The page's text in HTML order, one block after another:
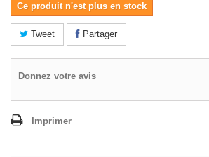
Ce produit n'est plus en stock
Tweet Partager
Donnez votre avis
Imprimer